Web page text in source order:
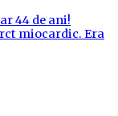
44 de ani!
miocardic. Era